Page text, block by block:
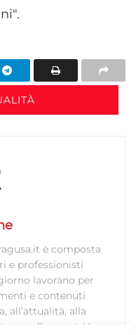
è composta
e professionisti
lavorano per
e contenuti
all’attualità, alla
e allo sport. Un